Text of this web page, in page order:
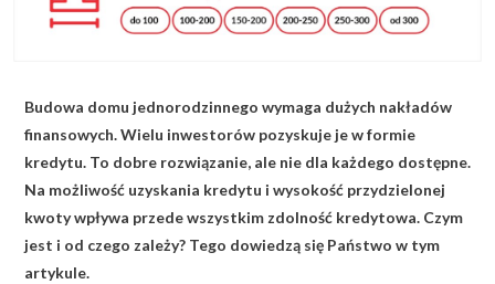
O NAS
ZAPISZ SIĘ
Budowa domu jednorodzinnego wymaga dużych nakładów
finansowych. Wielu inwestorów pozyskuje je w formie
kredytu. To dobre rozwiązanie, ale nie dla każdego dostępne.
Na możliwość uzyskania kredytu i wysokość przydzielonej
kwoty wpływa przede wszystkim zdolność kredytowa. Czym
jest i od czego zależy? Tego dowiedzą się Państwo w tym
artykule.